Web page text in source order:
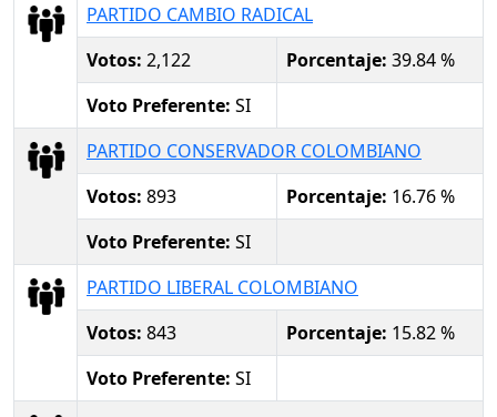
PARTIDO CAMBIO RADICAL
Votos: 2,122 Porcentaje: 39.84 %
Voto Preferente: SI
PARTIDO CONSERVADOR COLOMBIANO
Votos: 893 Porcentaje: 16.76 %
Voto Preferente: SI
PARTIDO LIBERAL COLOMBIANO
Votos: 843 Porcentaje: 15.82 %
Voto Preferente: SI